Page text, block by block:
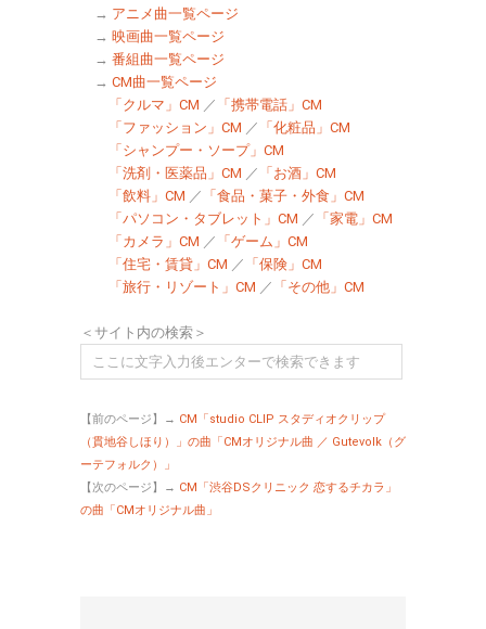
→ アニメ曲一覧ページ
→ 映画曲一覧ページ
→ 番組曲一覧ページ
→ CM曲一覧ページ
「クルマ」CM ／ 「携帯電話」CM
「ファッション」CM ／ 「化粧品」CM
「シャンプー・ソープ」CM
「洗剤・医薬品」CM ／ 「お酒」CM
「飲料」CM ／ 「食品・菓子・外食」CM
「パソコン・タブレット」CM ／ 「家電」CM
「カメラ」CM ／ 「ゲーム」CM
「住宅・賃貸」CM ／ 「保険」CM
「旅行・リゾート」CM ／ 「その他」CM
＜サイト内の検索＞
【前のページ】→ CM「studio CLIP スタディオクリップ
（貫地谷しほり）」の曲「CMオリジナル曲 ／ Gutevolk（グ
ーテフォルク）」
【次のページ】→ CM「渋谷DSクリニック 恋するチカラ」
の曲「CMオリジナル曲」